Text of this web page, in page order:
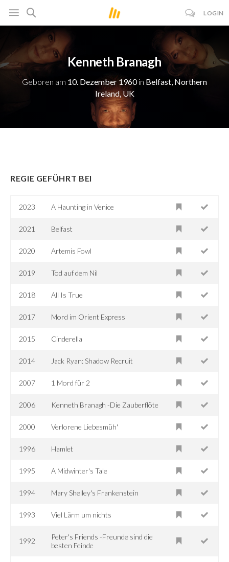
LOGIN
Kenneth Branagh
Geboren am 10. Dezember 1960in Belfast, Northern
Ireland, UK
REGIE GEFÜHRT BEI
2023 A Haunting in Venice
2021 Belfast
2020 Artemis Fowl
2019 Tod auf dem Nil
2018 All Is True
2017 Mord im Orient Express
2015 Cinderella
2014 Jack Ryan: Shadow Recruit
2007 1 Mord für 2
2006 Kenneth Branagh -Die Zauberflöte
2000 Verlorene Liebesmüh'
1996 Hamlet
1995 A Midwinter's Tale
1994 Mary Shelley's Frankenstein
1993 Viel Lärm um nichts
1992
Peter's Friends -Freunde sind die
besten Feinde